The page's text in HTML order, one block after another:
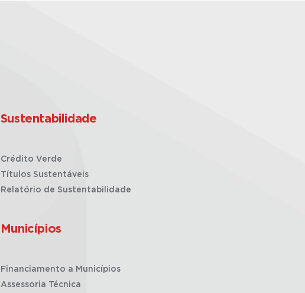
Sustentabilidade
Crédito Verde
Títulos Sustentáveis
Relatório de Sustentabilidade
Municípios
Financiamento a Municípios
Assessoria Técnica